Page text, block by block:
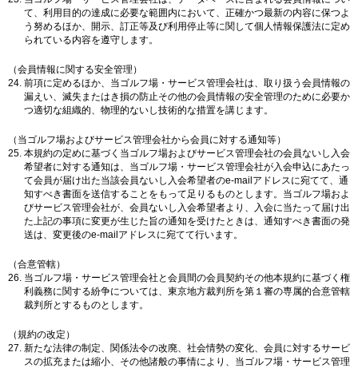
て、利用目的の達成に必要な範囲内において、正確かつ最新の内容に保つよ
う努めるほか、開示、訂正等及び利用停止等に関して個人情報保護法に定め
られている内容を遵守します。
（会員情報に関する安全管理）
前項に定めるほか、当ゴルフ場・サービス管理会社は、取り扱う会員情報の
漏えい、滅失またはき損の防止その他の会員情報の安全管理のために必要か
つ適切な組織的、物理的ないし技術的な措置を講じます。
（当ゴルフ場およびサービス管理会社から会員に対する通知等）
本規約の定めに基づく当ゴルフ場およびサービス管理会社の会員ないし入会
希望者に対する通知は、当ゴルフ場・サービス管理会社が入会申込にあたっ
て会員が届け出た当該会員ないし入会希望者のe-mailアドレスに宛てて、通
知すべき書面を送信することをもって足りるものとします。当ゴルフ場およ
びサービス管理会社が、会員ないし入会希望者より、入会に当たって届け出
た上記の事項に変更が生じた旨の通知を受けたときは、通知すべき書面の発
送は、変更後のe-mailアドレスに宛てて行います。
（合意管轄）
当ゴルフ場・サービス管理会社と会員間の会員契約その他本規約に基づく権
利義務に関する紛争については、東京地方裁判所を第１審の専属的合意管轄
裁判所とするものとします。
（規約の改定）
新たな法律の制定、関係法令の改廃、社会情勢の変化、会員に対するサービ
スの拡充または縮小、その他諸般の事情により、当ゴルフ場・サービス管理